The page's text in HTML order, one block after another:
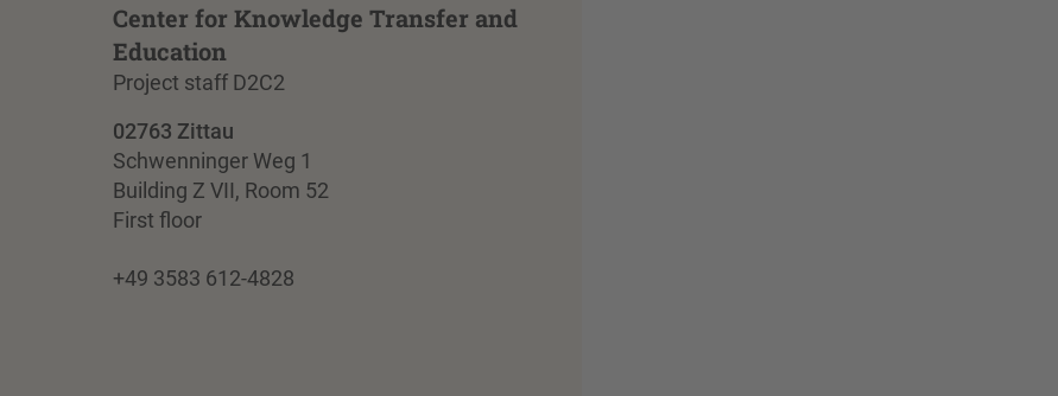
Center for Knowledge Transfer and
Education
Project staff D2C2
02763 Zittau
Schwenninger Weg 1
Building Z VII, Room 52
First floor
+49 3583 612-4828